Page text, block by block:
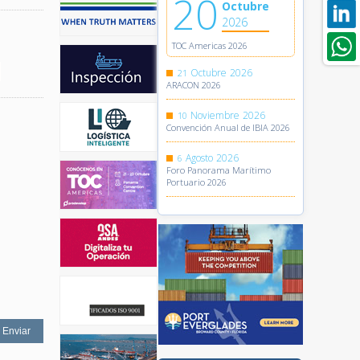
20 Octubre
2026
TOC Americas 2026
21 Octubre 2026
ARACON 2026
10 Noviembre 2026
Convención Anual de IBIA 2026
6 Agosto 2026
Foro Panorama Marítimo
Portuario 2026